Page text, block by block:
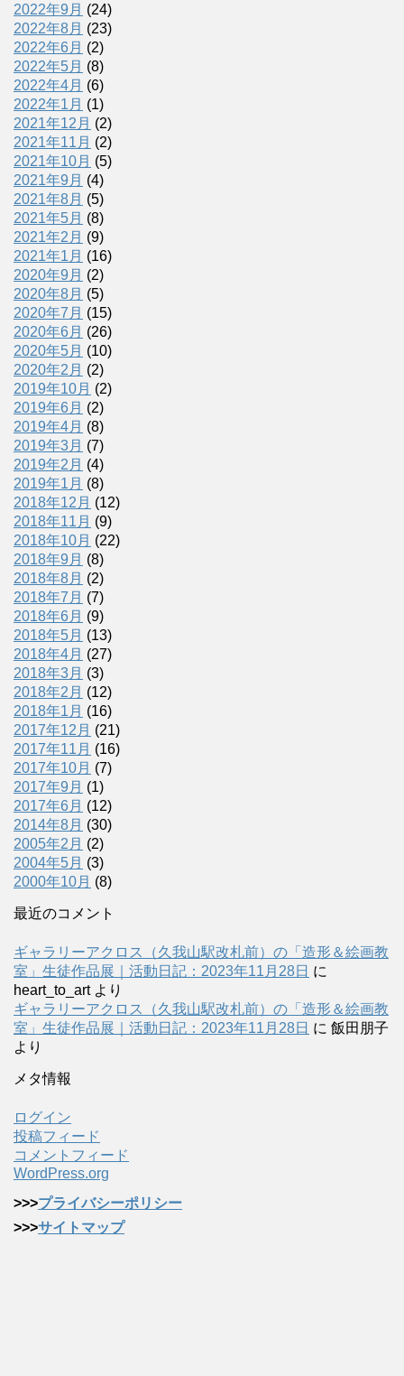
2022年9月 (24)
2022年8月 (23)
2022年6月 (2)
2022年5月 (8)
2022年4月 (6)
2022年1月 (1)
2021年12月 (2)
2021年11月 (2)
2021年10月 (5)
2021年9月 (4)
2021年8月 (5)
2021年5月 (8)
2021年2月 (9)
2021年1月 (16)
2020年9月 (2)
2020年8月 (5)
2020年7月 (15)
2020年6月 (26)
2020年5月 (10)
2020年2月 (2)
2019年10月 (2)
2019年6月 (2)
2019年4月 (8)
2019年3月 (7)
2019年2月 (4)
2019年1月 (8)
2018年12月 (12)
2018年11月 (9)
2018年10月 (22)
2018年9月 (8)
2018年8月 (2)
2018年7月 (7)
2018年6月 (9)
2018年5月 (13)
2018年4月 (27)
2018年3月 (3)
2018年2月 (12)
2018年1月 (16)
2017年12月 (21)
2017年11月 (16)
2017年10月 (7)
2017年9月 (1)
2017年6月 (12)
2014年8月 (30)
2005年2月 (2)
2004年5月 (3)
2000年10月 (8)
最近のコメント
ギャラリーアクロス（久我山駅改札前）の「造形＆絵画教
室」生徒作品展｜活動日記：2023年11月28日 に
heart_to_artより
ギャラリーアクロス（久我山駅改札前）の「造形＆絵画教
室」生徒作品展｜活動日記：2023年11月28日 に 飯田朋子
より
メタ情報
ログイン
投稿フィード
コメントフィード
WordPress.org
>>>プライバシーポリシー
>>>サイトマップ